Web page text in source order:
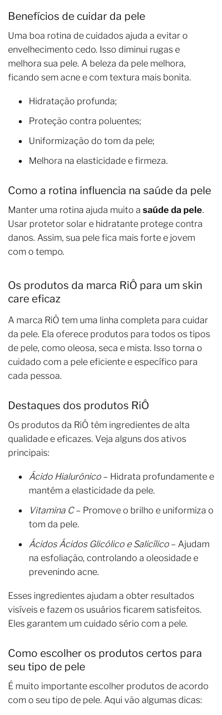
Benefícios de cuidar da pele
Uma boa rotina de cuidados ajuda a evitar o
envelhecimento cedo. Isso diminui rugas e
melhora sua pele. A beleza da pele melhora,
ficando sem acne e com textura mais bonita.
Hidratação profunda;
Proteção contra poluentes;
Uniformização do tom da pele;
Melhora na elasticidade e firmeza.
Como a rotina influencia na saúde da pele
Manter uma rotina ajuda muito a saúde da pele.
Usar protetor solar e hidratante protege contra
danos. Assim, sua pele fica mais forte e jovem
com o tempo.
Os produtos da marca RiÔ para um skin
care eficaz
A marca RiÔ tem uma linha completa para cuidar
da pele. Ela oferece produtos para todos os tipos
de pele, como oleosa, seca e mista. Isso torna o
cuidado com a pele eficiente e específico para
cada pessoa.
Destaques dos produtos RiÔ
Os produtos da RiÔ têm ingredientes de alta
qualidade e eficazes. Veja alguns dos ativos
principais:
Ácido Hialurônico– Hidrata profundamente e
mantém a elasticidade da pele.
Vitamina C– Promove o brilho e uniformiza o
tom da pele.
Ácidos Ácidos Glicólico e Salicílico– Ajudam
na esfoliação, controlando a oleosidade e
prevenindo acne.
Esses ingredientes ajudam a obter resultados
visíveis e fazem os usuários ficarem satisfeitos.
Eles garantem um cuidado sério com a pele.
Como escolher os produtos certos para
seu tipo de pele
É muito importante escolher produtos de acordo
com o seu tipo de pele. Aqui vão algumas dicas: